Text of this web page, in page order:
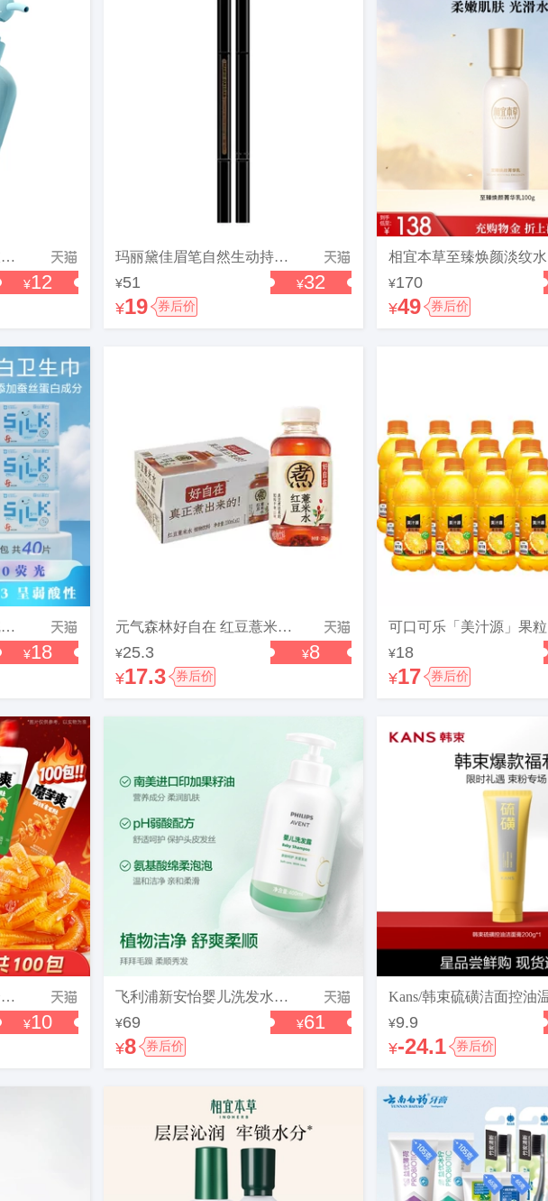
蓝漂内衣洗衣液专洗内衣裤女士男士通用抑菌除螨去血渍汗渍清洗剂
¥12
玛丽黛佳眉笔自然生动持久不易脱色纤细拉线雾眉粉初学者官方正品
¥51 ¥32
¥19 券后价
¥170
¥49 券后价
【弱酸蚕丝蛋白面层】完美呵护蚕丝蛋白系列亲肤柔软超薄防漏透气
¥18
元气森林好自在 红豆薏米水 无糖植物饮料 330mL*12瓶装整箱
¥25.3 ¥8
¥17.3 券后价
¥18
¥17 券后价
卫龙魔芋爽辣条礼包混合口味麻酱酸辣素毛肚宿舍休闲零食散装
¥10
飞利浦新安怡婴儿洗发水女孩宝宝洗发露儿童专用泡泡洗头
¥69 ¥61
¥8 券后价
¥9.9
¥-24.1 券后价